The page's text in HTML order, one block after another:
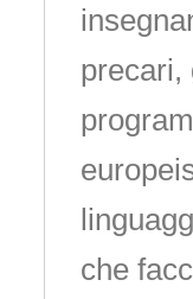
precari,
che